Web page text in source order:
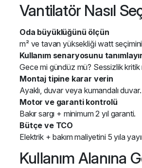
Vantilatör Nasıl
Oda büyüklüğünü ölçün
m² ve tavan yüksekliği watt
Kullanım senaryosunu
Gece mi gündüz mü? Sessizlik kritik
Montaj tipine karar verin
Ayaklı, duvar veya kumandalı duvar.
Motor ve garanti kontrolü
Bakır sargı + minimum 2 yıl garanti.
Bütçe ve TCO
Elektrik + bakım maliyetini 5 yıla
Kullanım Alanına